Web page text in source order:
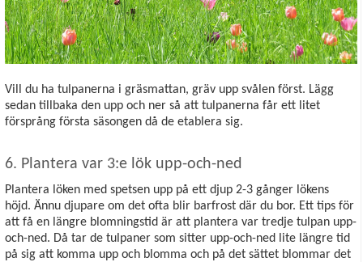
Vill du ha tulpanerna i gräsmattan, gräv upp svålen först. Lägg
sedan tillbaka den upp och ner så att tulpanerna får ett litet
försprång första säsongen då de etablera sig.
6. Plantera var 3:e lök upp-och-ned
Plantera löken med spetsen upp på ett djup 2-3 gånger lökens
höjd. Ännu djupare om det ofta blir barfrost där du bor. Ett tips för
att få en längre blomningstid är att plantera var tredje tulpan upp-
och-ned. Då tar de tulpaner som sitter upp-och-ned lite längre tid
på sig att komma upp och blomma och på det sättet blommar det